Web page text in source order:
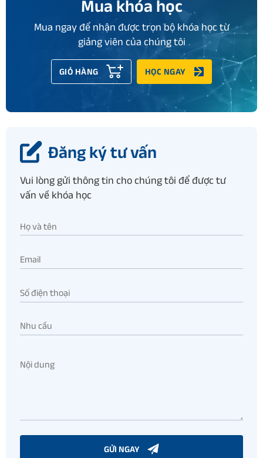
Mua khóa học
Mua ngay để nhận được trọn bộ khóa học từ
giảng viên của chúng tôi
GIỎ HÀNG HỌC NGAY
Đăng ký tư vấn
Vui lòng gửi thông tin cho chúng tôi để được tư
vấn về khóa học
GỬI NGAY